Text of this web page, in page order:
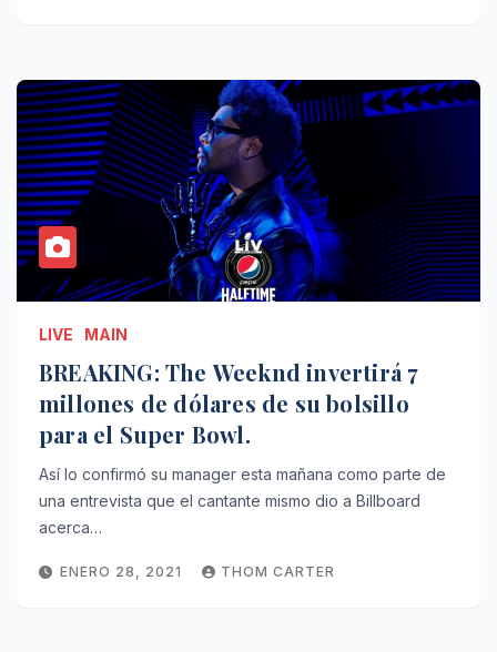
LIVE MAIN
BREAKING: The Weeknd invertirá 7
millones de dólares de su bolsillo
para el Super Bowl.
Así lo confirmó su manager esta mañana como parte de
una entrevista que el cantante mismo dio a Billboard
acerca…
ENERO 28, 2021 THOM CARTER